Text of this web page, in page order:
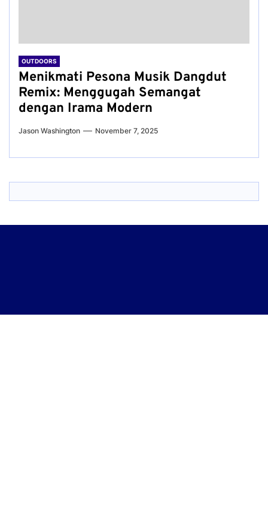
OUTDOORS
Menikmati Pesona Musik Dangdut
Remix: Menggugah Semangat
dengan Irama Modern
Jason Washington November 7, 2025